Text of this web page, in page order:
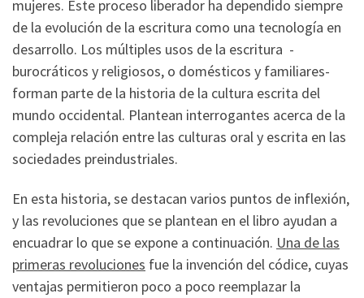
mujeres. Este proceso liberador ha dependido siempre
de la evolución de la escritura como una tecnología en
desarrollo. Los múltiples usos de la escritura -
burocráticos y religiosos, o domésticos y familiares-
forman parte de la historia de la cultura escrita del
mundo occidental. Plantean interrogantes acerca de la
compleja relación entre las culturas oral y escrita en las
sociedades preindustriales.
En esta historia, se destacan varios puntos de inflexión,
y las revoluciones que se plantean en el libro ayudan a
encuadrar lo que se expone a continuación. Una de las
primeras revoluciones fue la invención del códice, cuyas
ventajas permitieron poco a poco reemplazar la